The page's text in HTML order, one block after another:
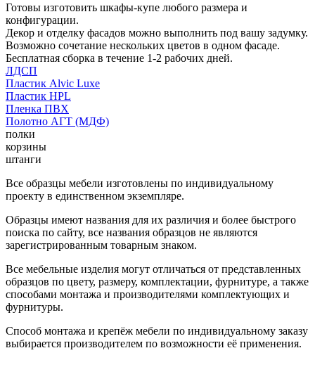
Готовы изготовить шкафы-купе любого размера и
конфигурации.
Декор и отделку фасадов можно выполнить под вашу задумку.
Возможно сочетание нескольких цветов в одном фасаде.
Бесплатная сборка в течение 1-2 рабочих дней.
ЛДСП
Пластик Alvic Luxe
Пластик HPL
Пленка ПВХ
Полотно АГТ (МДФ)
полки
корзины
штанги
Все образцы мебели изготовлены по индивидуальному
проекту в единственном экземпляре.
Образцы имеют названия для их различия и более быстрого
поиска по сайту, все названия образцов не являются
зарегистрированным товарным знаком.
Все мебельные изделия могут отличаться от представленных
образцов по цвету, размеру, комплектации, фурнитуре, а также
способами монтажа и производителями комплектующих и
фурнитуры.
Способ монтажа и крепёж мебели по индивидуальному заказу
выбирается производителем по возможности её применения.